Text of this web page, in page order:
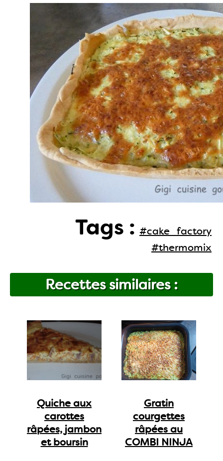
Tags : #cake_factory
#thermomix
Recettes similaires :
Quiche aux
carottes
râpées, jambon
et boursin
Gratin
courgettes
râpées au
COMBI NINJA